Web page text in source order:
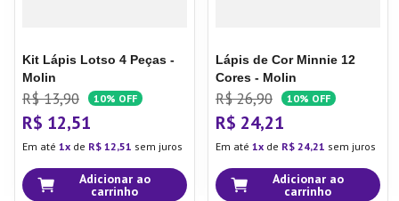
Kit Lápis Lotso 4 Peças -
Molin
R$ 13,90 10% OFF
R$ 12,51
Em até 1 de R$ 12,51 sem juros
Adicionar ao
carrinho
Lápis de Cor Minnie 12
Cores - Molin
R$ 26,90 10% OFF
R$ 24,21
Em até 1 de R$ 24,21 sem juros
Adicionar ao
carrinho